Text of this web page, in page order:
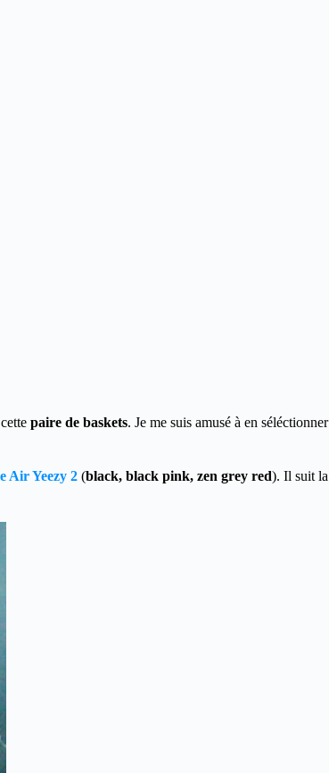
paire de baskets. Je me suis amusé à en séléctionner
Air Yeezy 2 (black, black pink, zen grey red). Il suit la